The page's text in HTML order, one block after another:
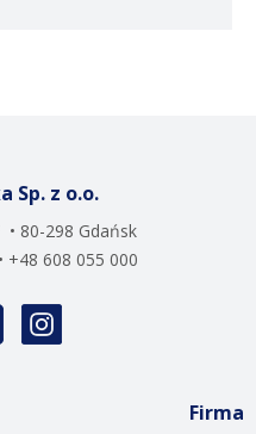
Sp. z o.o.
80-298 Gdańsk
• +48 608 055 000
Firma